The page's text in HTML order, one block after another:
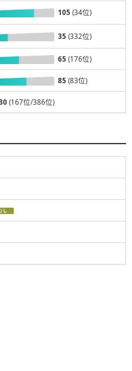
105 (34位)
35 (332位)
65 (176位)
85 (83位)
(167位/386位)